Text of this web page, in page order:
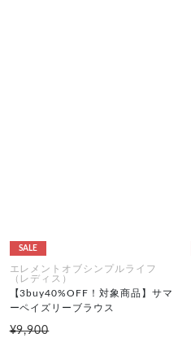
SALE
エレメントオブシンプルライフ
（レディス）
【3buy40%OFF！対象商品】サマ
ーペイズリーブラウス
¥9,900